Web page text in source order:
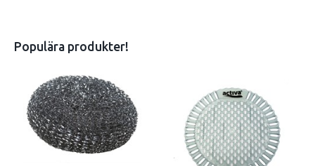
Populära produkter!